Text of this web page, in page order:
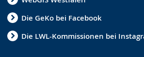
Die GeKo bei Facebook
Die LWL-Kommissionen bei